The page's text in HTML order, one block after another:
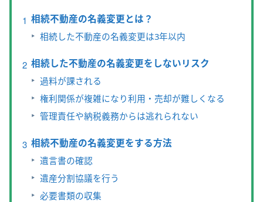
相続不動産の名義変更とは？
相続した不動産の名義変更は3年以内
相続した不動産の名義変更をしないリスク
過料が課される
権利関係が複雑になり利用・売却が難しくなる
管理責任や納税義務からは逃れられない
相続不動産の名義変更をする方法
遺言書の確認
遺産分割協議を行う
必要書類の収集